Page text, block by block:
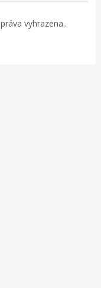
vyhrazena..